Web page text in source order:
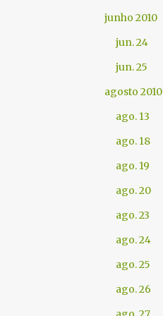
junho 2010
jun. 24
jun. 25
agosto 2010
ago. 13
ago. 18
ago. 19
ago. 20
ago. 23
ago. 24
ago. 25
ago. 26